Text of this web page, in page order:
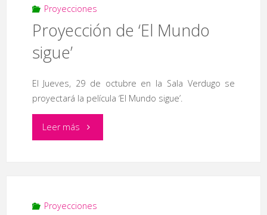
película
’52
Proyecciones
Proyección de ‘El Mundo
sigue’
El Jueves, 29 de octubre en la Sala Verdugo se
proyectará la película ‘El Mundo sigue’.
Leer más"Proyección
Mundo
Proyecciones